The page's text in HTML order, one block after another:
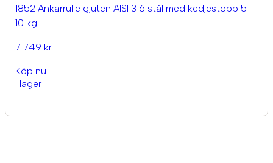
1852 Ankarrulle gjuten AISI 316 stål med kedjestopp 5-
10 kg
7 749 kr
Köp nu
I lager